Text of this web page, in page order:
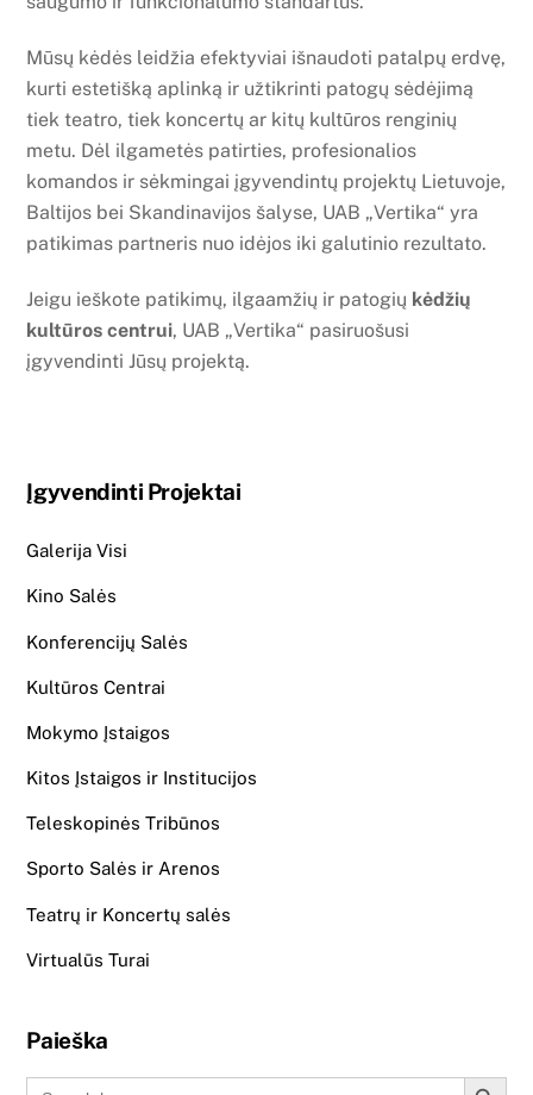
Mūsų kėdės leidžia efektyviai išnaudoti patalpų erdvę,
kurti estetišką aplinką ir užtikrinti patogų sėdėjimą
tiek teatro, tiek koncertų ar kitų kultūros renginių
metu. Dėl ilgametės patirties, profesionalios
komandos ir sėkmingai įgyvendintų projektų Lietuvoje,
Baltijos bei Skandinavijos šalyse, UAB „Vertika“ yra
patikimas partneris nuo idėjos iki galutinio rezultato.
Jeigu ieškote patikimų, ilgaamžių ir patogių kėdžių
kultūros centrui, UAB „Vertika“ pasiruošusi
įgyvendinti Jūsų projektą.
Įgyvendinti Projektai
Galerija Visi
Kino Salės
Konferencijų Salės
Kultūros Centrai
Mokymo Įstaigos
Kitos Įstaigos ir Institucijos
Teleskopinės Tribūnos
Sporto Salės ir Arenos
Teatrų ir Koncertų salės
Virtualūs Turai
Paieška
Search
Search Button